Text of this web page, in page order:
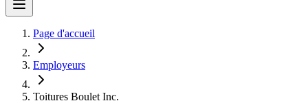
Page d'accueil
Employeurs
Toitures Boulet Inc.